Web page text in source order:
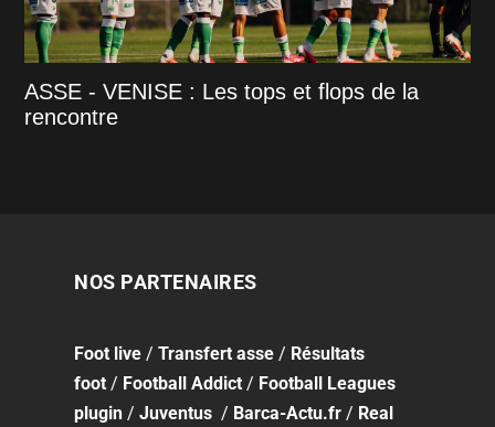
ASSE - VENISE : Les tops et flops de la
rencontre
NOS PARTENAIRES
Foot live /Transfert asse / Résultats
foot / Football Addict / Football Leagues
plugin /Juventus / Barca-Actu.fr / Real